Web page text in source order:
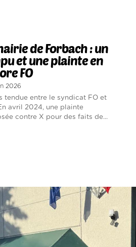
de Forbach : un
et une plainte en
FO
2026
tendue entre le syndicat FO et
avril 2024, une plainte
contre X pour des faits de...